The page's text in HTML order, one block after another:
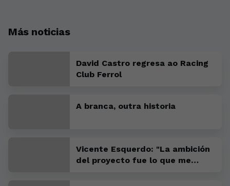
Más noticias
David Castro regresa ao Racing
Club Ferrol
A branca, outra historia
Vicente Esquerdo: "La ambición
del proyecto fue lo que me